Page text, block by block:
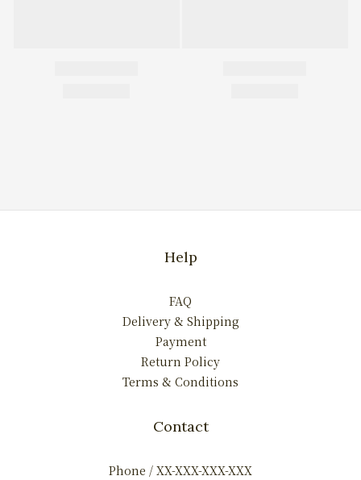
Help
FAQ
Delivery & Shipping
Payment
Return Policy
Terms & Conditions
Contact
Phone / XX-XXX-XXX-XXX